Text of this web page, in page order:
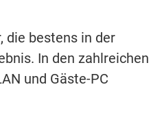
die bestens in der
In den zahlreichen
und Gäste-PC